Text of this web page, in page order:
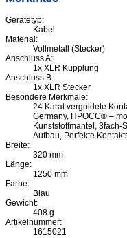
Gerätetyp:
Kabel
Material:
Vollmetall (Stecker)
Anschluss A:
1x XLR Kupplung
Anschluss B:
1x XLR Stecker
Besondere Merkmale:
24 Karat vergoldete
Germany, HPOCC® –
Kunststoffmantel,
Aufbau, Perfekte
Breite:
320 mm
Länge:
1250 mm
Farbe:
Blau
Gewicht:
408 g
Artikelnummer:
1615021